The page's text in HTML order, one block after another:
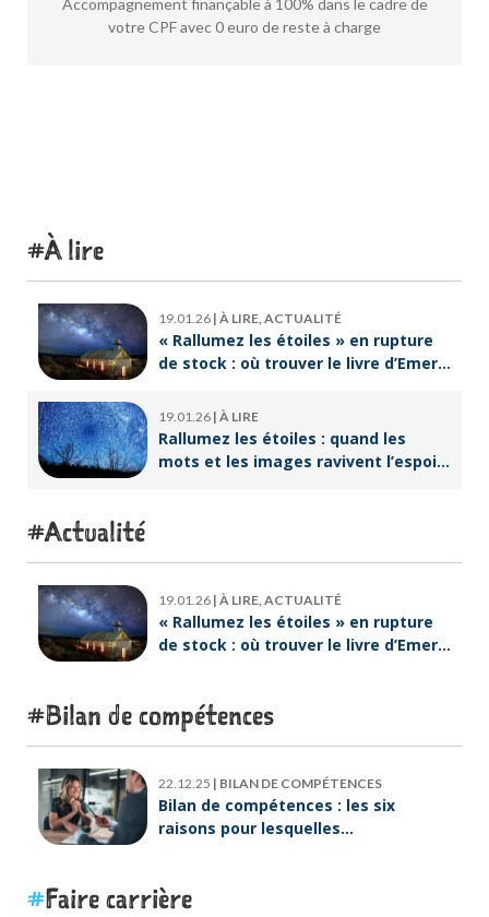
votre CPF avec 0 euro de reste à charge
À lire
19.01.26 | À LIRE, ACTUALITÉ
« Rallumez les étoiles » en rupture
de stock : où trouver le livre d’Emeric
19.01.26 | À LIRE
Rallumez les étoiles : quand les
mots et les images ravivent l’espoir
Actualité
19.01.26 | À LIRE, ACTUALITÉ
« Rallumez les étoiles » en rupture
de stock : où trouver le livre d’Emeric
Bilan de compétences
22.12.25 | BILAN DE COMPÉTENCES
Bilan de compétences : les six
raisons pour lesquelles
Faire carrière